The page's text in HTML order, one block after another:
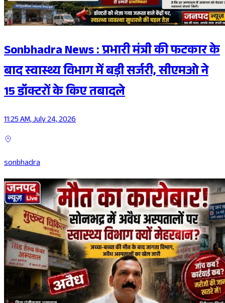
Sonbhadra News : प्रभारी मंत्री की फटकार के
बाद स्वास्थ्य विभाग में बड़ी सर्जरी, सीएमओ ने
15 डॉक्टरों के किए तबादले
11:25 AM, July 24, 2026
sonbhadra